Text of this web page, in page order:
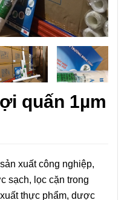
quấn 1µm
xuất công nghiệp,
sạch, lọc cặn trong
thực phẩm, dược